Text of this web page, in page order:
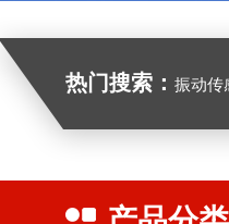
热门搜索： 振动传